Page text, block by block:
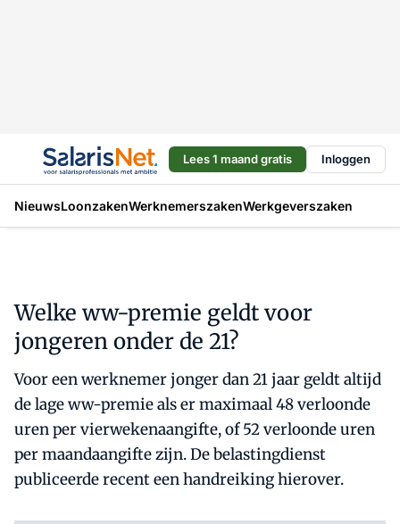
Lees 1 maand gratis Inloggen
NieuwsLoonzakenWerknemerszakenWerkgeverszaken
Welke ww-premie geldt voor
jongeren onder de 21?
Voor een werknemer jonger dan 21 jaar geldt altijd
de lage ww-premie als er maximaal 48 verloonde
uren per vierwekenaangifte, of 52 verloonde uren
per maandaangifte zijn. De belastingdienst
publiceerde recent een handreiking hierover.